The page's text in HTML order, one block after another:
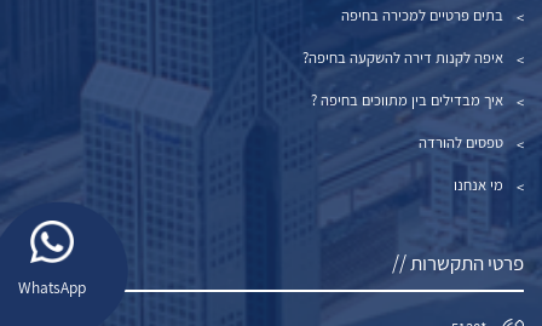
WhatsApp
בתים פרטיים למכירה בחיפה
איפה לקנות דירה להשקעה בחיפה?
איך מבדילים בין מתווכים בחיפה ?
טפסים להורדה
מי אנחנו
פרטי התקשרות //